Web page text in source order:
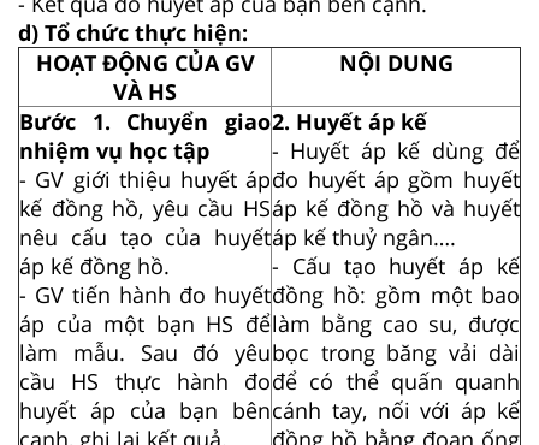
d) Tổ chức thực hiện:
HOẠT ĐỘNG CỦA GV
VÀ HS
NỘI DUNG
Bước 1. Chuyển giao
nhiệm vụ học tập
- GV giới thiệu huyết áp
kế đồng hồ, yêu cầu HS
nêu cấu tạo của huyết
áp kế đồng hồ.
- GV tiến hành đo huyết
áp của một bạn HS để
làm mẫu. Sau đó yêu
cầu HS thực hành đo
huyết áp của bạn bên
cạnh, ghi lại kết quả.
2. Huyết áp kế
- Huyết áp kế dùng để
đo huyết áp gồm huyết
áp kế đồng hồ và huyết
áp kế thuỷ ngân….
- Cấu tạo huyết áp kế
đồng hồ: gồm một bao
làm bằng cao su, được
bọc trong băng vải dài
để có thể quấn quanh
cánh tay, nối với áp kế
đồng hồ bằng đoạn ống